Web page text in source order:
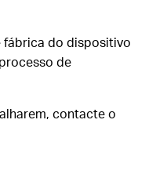
fábrica do dispositivo
de
contacte o